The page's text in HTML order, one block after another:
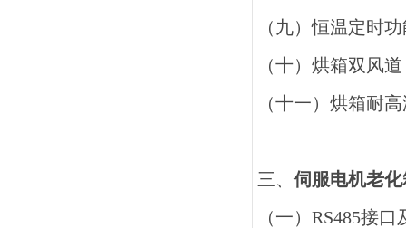
（九）恒温定时
（十）烘箱双风
（十一）烘箱耐
三、 伺服电机老化
（一） RS485接口